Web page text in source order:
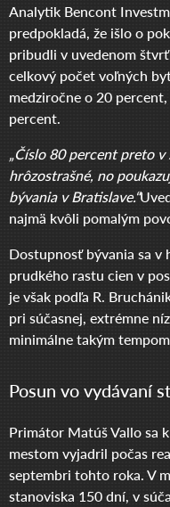
Analytik Bencont
predpokladá, že išlo o
pribudli v uvedenom
celkový počet voľných
medziročne o 20
percent.
„Číslo 80 percent preto
hrôzostrašné, no
bývania v Bratislave.“
najmä kvôli pomalým
Dostupnosť bývania sa v
prudkého rastu cien v
je však podľa R.
pri súčasnej, extrémne
minimálne takým
Posun vo vydávaní
Primátor Matúš Vallo sa
mestom vyjadril počas
septembri tohto roka. V
stanoviska 150 dní, v